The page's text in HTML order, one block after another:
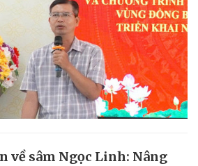
về sâm Ngọc Linh: Nâng